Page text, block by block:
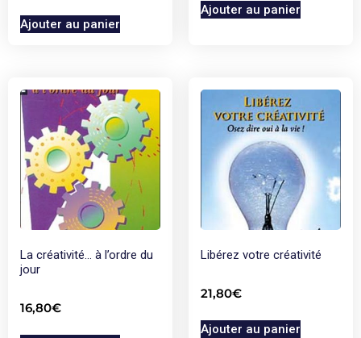
Ajouter au panier
Ajouter au panier
La créativité… à l’ordre du
jour
16,80€
Libérez votre créativité
21,80€
Ajouter au panier